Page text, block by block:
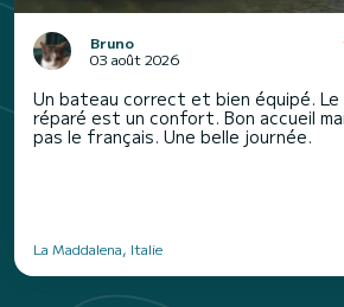
Bruno
03 août 2026
Un bateau correct et bien équipé. Le
réparé est un confort. Bon accueil
pas le français. Une belle journée.
La Maddalena, Italie